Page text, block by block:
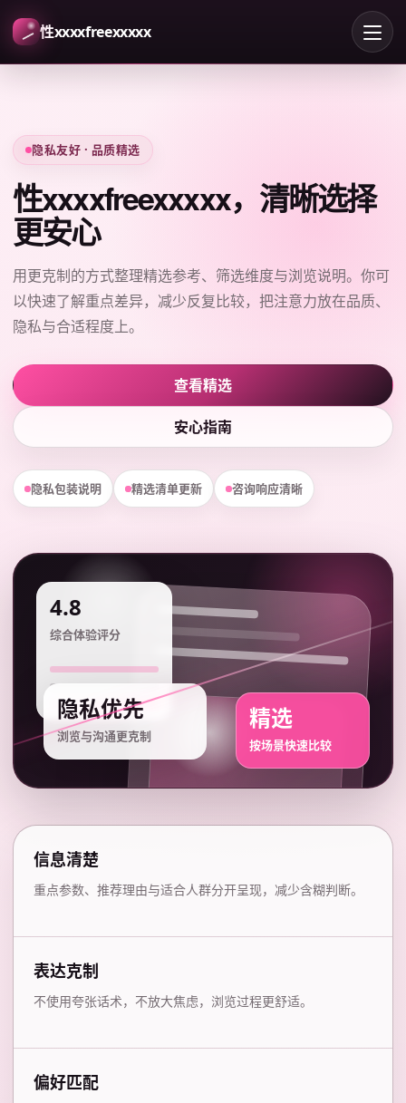
性xxxxfreexxxxx
隐私友好 · 品质精选
性xxxxfreexxxxx，清晰选择
更安心
用更克制的方式整理精选参考、筛选维度与浏览说明。你可
以快速了解重点差异，减少反复比较，把注意力放在品质、
隐私与合适程度上。
查看精选
安心指南
隐私包装说明 精选清单更新 咨询响应清晰
4.8
综合体验评分
隐私优先
浏览与沟通更克制
精选
按场景快速比较
信息清楚
重点参数、推荐理由与适合人群分开呈现，减少含糊判断。
表达克制
不使用夸张话术，不放大焦虑，浏览过程更舒适。
偏好匹配